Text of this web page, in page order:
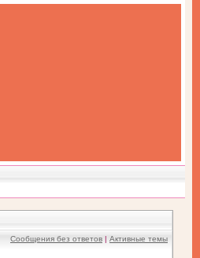
Сообщения без ответов | Активные темы